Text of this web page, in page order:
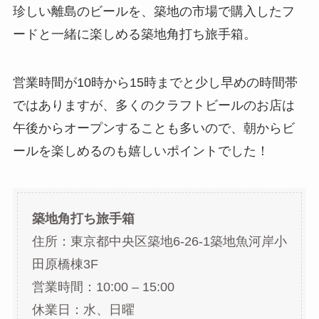
珍しい離島のビールを、築地の市場で購入したフ
ードと一緒に楽しめる築地角打ち旅手箱。
営業時間が10時から15時までと少し早めの時間帯
ではありますが、多くのクラフトビールのお店は
午後からオープンすることも多いので、朝からビ
ールを楽しめるのも嬉しいポイントでした！
築地角打ち旅手箱
住所：東京都中央区築地6-26-1築地魚河岸小
田原橋棟3F
営業時間：10:00 – 15:00
休業日：水、日曜